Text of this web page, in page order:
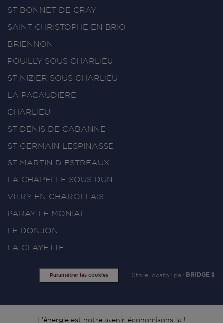
ST BONNET DE CRAY
SAINT CHRISTOPHE EN BRIO
BRIENNON
POUILLY SOUS CHARLIEU
ST NIZIER SOUS CHARLIEU
LA PACAUDIERE
CHARLIEU
ST DENIS DE CABANNE
ST GERMAIN LESPINASSE
ST MARTIN D ESTREAUX
LA CHAPELLE SOUS DUN
VITRY EN CHAROLLAIS
PARAY LE MONIAL
LE DONJON
LA CLAYETTE
Paramétrer les cookies Store locator par BRIDGE
L'énergie est notre avenir, économisons-la !